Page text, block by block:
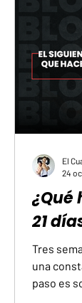
se
esfuerzo
de cómo
¿Qué
21
Tres
una
paso es
El
24